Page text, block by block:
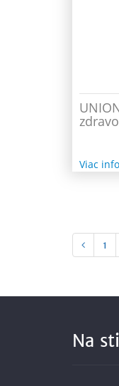
Viac info
1
Na